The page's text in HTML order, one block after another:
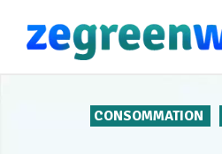
CONSOMMATION